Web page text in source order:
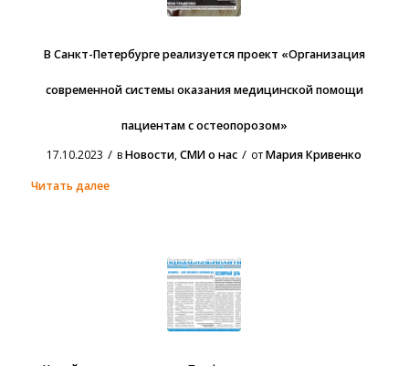
В Санкт-Петербурге реализуется проект «Организация
современной системы оказания медицинской помощи
пациентам с остеопорозом»
17.10.2023 / вНовости,СМИ о нас / отМария Кривенко
Читать далее